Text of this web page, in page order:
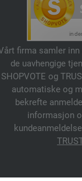
firma samler
de uavhengige
SHOPVOTE og
automatiske og
bekrefte
informasjon